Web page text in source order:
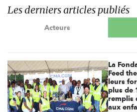
Les derniers articles publiés
Acteurs
La
Feed
leurs
plus de
remplis
aux